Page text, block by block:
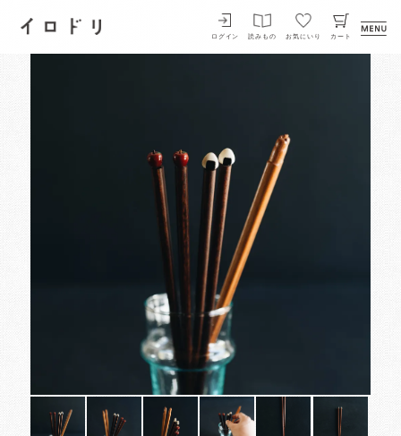
イロドリ
ログイン 読みもの お気にいり カート